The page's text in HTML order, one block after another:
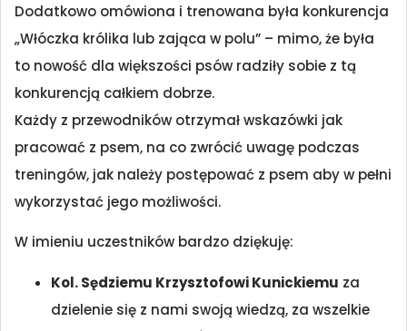
Dodatkowo omówiona i trenowana była konkurencja
„Włóczka królika lub zająca w polu” – mimo, że była
to nowość dla większości psów radziły sobie z tą
konkurencją całkiem dobrze.
Każdy z przewodników otrzymał wskazówki jak
pracować z psem, na co zwrócić uwagę podczas
treningów, jak należy postępować z psem aby w pełni
wykorzystać jego możliwości.
W imieniu uczestników bardzo dziękuję:
Kol. Sędziemu Krzysztofowi Kunickiemu za
dzielenie się z nami swoją wiedzą, za wszelkie